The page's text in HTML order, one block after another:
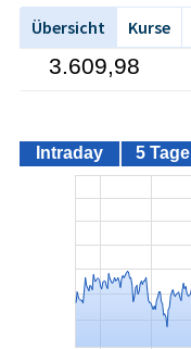
Übersicht
Kurse
3.609,98
Intraday 5 Tage